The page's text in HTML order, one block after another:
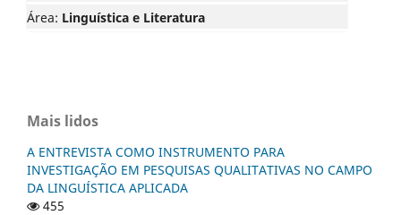
Área: Linguística e Literatura
Mais lidos
A ENTREVISTA COMO INSTRUMENTO PARA
INVESTIGAÇÃO EM PESQUISAS QUALITATIVAS NO CAMPO
DA LINGUÍSTICA APLICADA
455